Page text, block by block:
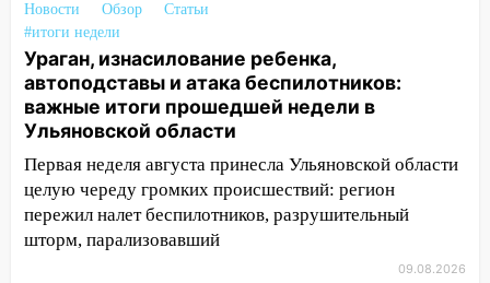
18:11
Ульяновская область стала
пилотным регионом проекта
«Культурное долголетие»
17:23 Прогноз погоды в Ульяновской
области на 8 августа
17:16 В реанимацию Ульяновской
областной больницы поступили шесть
новых аппаратов ИВЛ
16:51
В Чердаклинском районе
Новости Обзор
Статьи
#итоги недели
Ураган, изнасилование ребенка,
автоподставы и атака беспилотников:
важные итоги прошедшей недели в
Ульяновской области
Первая неделя августа принесла Ульяновской области
целую череду громких происшествий: регион
пережил налет беспилотников, разрушительный
шторм, парализовавший
09.08.2026